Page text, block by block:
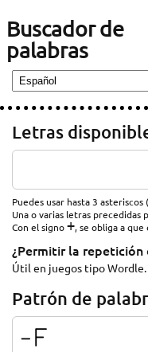
Buscador de
palabras
Letras
Puedes usar hasta 3 asteriscos (
Una o varias letras precedidas
Con el signo+, se obliga a que
¿Permitir la repetición
Útil en juegos tipo Wordle.
Patrón de